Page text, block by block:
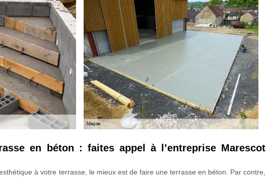
en béton : faites appel à l’entreprise Marescot
à votre terrasse, le mieux est de faire une terrasse en béton. Par contre,